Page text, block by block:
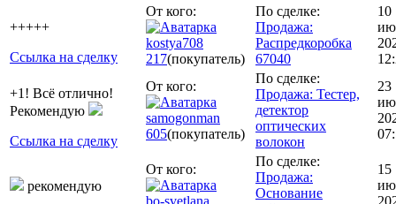
+++++
Ссылка на сделку
От кого:
kostya708
217(покупатель)
По сделке:
Продажа:
Распредкоробка
67040
10
+1! Всё отлично!
Рекомендую
Ссылка на сделку
От кого:
samogonman
605(покупатель)
По сделке:
Продажа: Тестер,
детектор
оптических
волокон
23
рекомендую
От кого:
bo-svetlana
По сделке:
Продажа:
Основание
15